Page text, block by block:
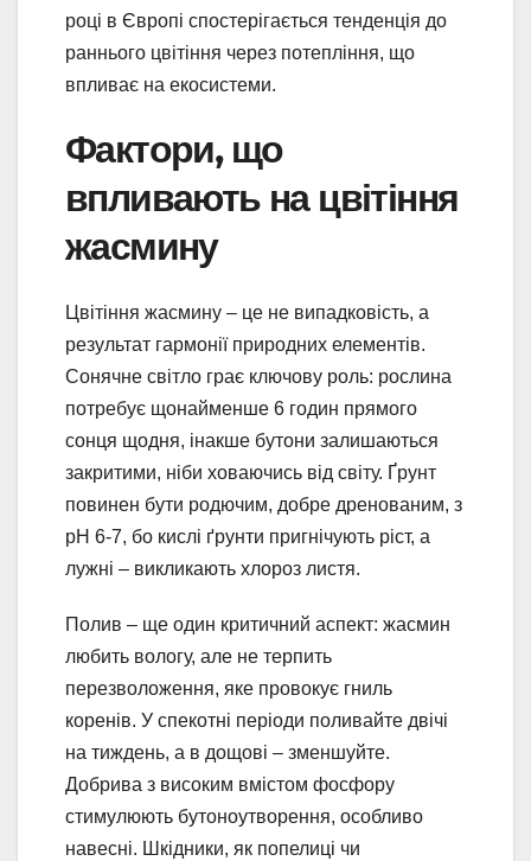
році в Європі спостерігається тенденція до
раннього цвітіння через потепління, що
впливає на екосистеми.
Фактори, що
впливають на цвітіння
жасмину
Цвітіння жасмину – це не випадковість, а
результат гармонії природних елементів.
Сонячне світло грає ключову роль: рослина
потребує щонайменше 6 годин прямого
сонця щодня, інакше бутони залишаються
закритими, ніби ховаючись від світу. Ґрунт
повинен бути родючим, добре дренованим, з
pH 6-7, бо кислі ґрунти пригнічують ріст, а
лужні – викликають хлороз листя.
Полив – ще один критичний аспект: жасмин
любить вологу, але не терпить
перезволоження, яке провокує гниль
коренів. У спекотні періоди поливайте двічі
на тиждень, а в дощові – зменшуйте.
Добрива з високим вмістом фосфору
стимулюють бутоноутворення, особливо
навесні. Шкідники, як попелиці чи